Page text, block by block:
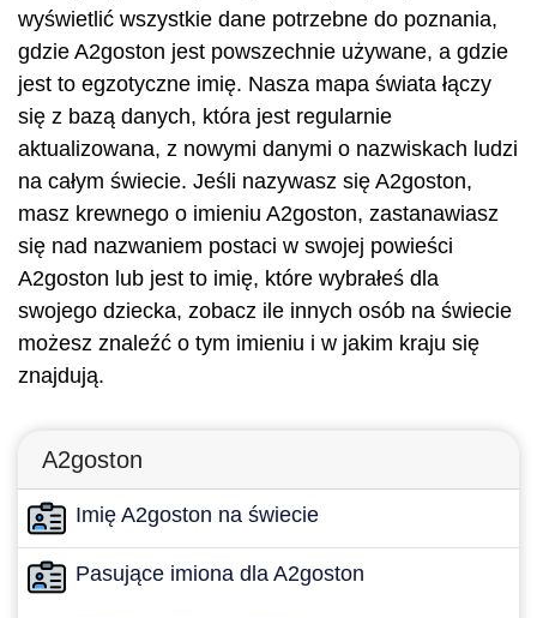
wyświetlić wszystkie dane potrzebne do poznania,
gdzie A2goston jest powszechnie używane, a gdzie
jest to egzotyczne imię. Nasza mapa świata łączy
się z bazą danych, która jest regularnie
aktualizowana, z nowymi danymi o nazwiskach ludzi
na całym świecie. Jeśli nazywasz się A2goston,
masz krewnego o imieniu A2goston, zastanawiasz
się nad nazwaniem postaci w swojej powieści
A2goston lub jest to imię, które wybrałeś dla
swojego dziecka, zobacz ile innych osób na świecie
możesz znaleźć o tym imieniu i w jakim kraju się
znajdują.
A2goston
Imię A2goston na świecie
Pasujące imiona dla A2goston